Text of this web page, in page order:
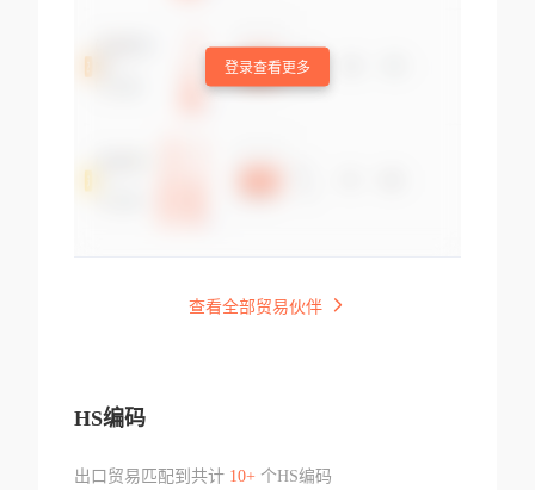
登录查看更多
查看全部贸易伙伴
HS编码
出口贸易匹配到共计 10+个HS编码